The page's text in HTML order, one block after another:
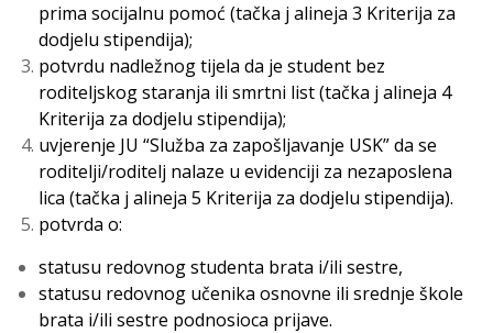
prima socijalnu pomoć (tačka j alineja 3 Kriterija za
dodjelu stipendija);
potvrdu nadležnog tijela da je student bez
roditeljskog staranja ili smrtni list (tačka j alineja 4
Kriterija za dodjelu stipendija);
uvjerenje JU “Služba za zapošljavanje USK” da se
roditelji/roditelj nalaze u evidenciji za nezaposlena
lica (tačka j alineja 5 Kriterija za dodjelu stipendija).
potvrda o:
statusu redovnog studenta brata i/ili sestre,
statusu redovnog učenika osnovne ili srednje škole
brata i/ili sestre podnosioca prijave.